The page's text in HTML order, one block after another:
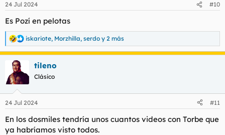
e
:
24 Jul 2024 #10
Es Pozí en pelotas
R
e
c
i
e
:
iskariote, Morzhilla, serdo y 2 más
tileno
Clásico
24 Jul 2024 #11
En los dosmiles tendría unos cuantos videos con Torbe que
ya habríamos visto todos.